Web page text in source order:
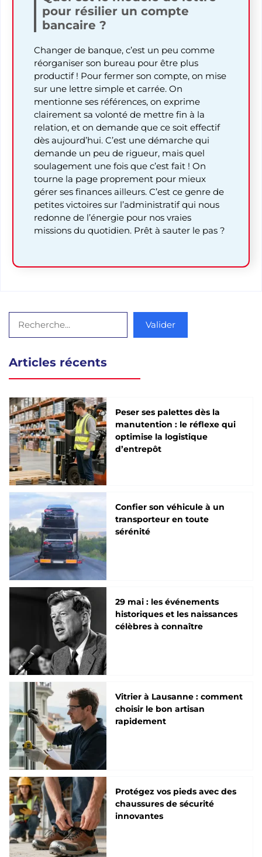
pour résilier un compte
bancaire ?
Changer de banque, c’est un peu comme
réorganiser son bureau pour être plus
productif ! Pour fermer son compte, on mise
sur une lettre simple et carrée. On
mentionne ses références, on exprime
clairement sa volonté de mettre fin à la
relation, et on demande que ce soit effectif
dès aujourd’hui. C’est une démarche qui
demande un peu de rigueur, mais quel
soulagement une fois que c’est fait ! On
tourne la page proprement pour mieux
gérer ses finances ailleurs. C’est ce genre de
petites victoires sur l’administratif qui nous
redonne de l’énergie pour nos vraies
missions du quotidien. Prêt à sauter le pas ?
Valider
Articles récents
Peser ses palettes dès la
manutention : le réflexe qui
optimise la logistique
d’entrepôt
Confier son véhicule à un
transporteur en toute
sérénité
29 mai : les événements
historiques et les naissances
célèbres à connaître
Vitrier à Lausanne : comment
choisir le bon artisan
rapidement
Protégez vos pieds avec des
chaussures de sécurité
innovantes